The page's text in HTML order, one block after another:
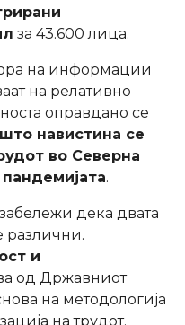
за 43.600 лица.
на информации
на релативно
оправдано се
што навистина се
во Северна
.
дека двата
различни.
и
од Државниот
на методологија
на трудот.